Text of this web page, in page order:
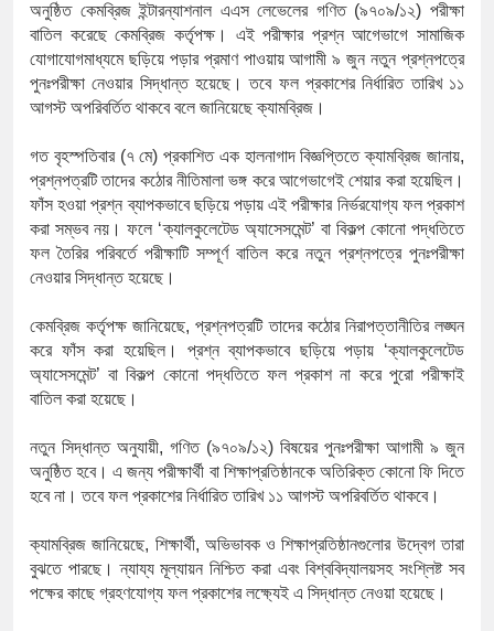
এর ফ্রিডম ব্র্যান্ড, বাড়ল ক্যাম্পেইনের
সংবিধান অনুযায়ী যথাসময়ে রাষ্ট্রপতি
খিলক্ষেত থানা বিএনপির যুগ্ম
দেশের ৬ অঞ্চলে ঝড়ের আভাস
সার্ককে আরও গতিশীল করতে চায়
প্রেমের সম্পর্ক ছিন্ন না করায় মা-
প্রধানমন্ত্রীর সঙ্গে নবনিযুক্ত
অবশেষে পদত্যাগ করলেন ভারতের
জামায়াত ফেরেশতাদের দল নয়, ভুল
অনুষ্ঠিত কেমব্রিজ ইন্টারন্যাশনাল এএস লেভেলের গণিত(৯৭০৯/১২)পরীক্ষা
বাতিল করেছে কেমব্রিজ কর্তৃপক্ষ। এই পরীক্ষার প্রশ্ন আগেভাগে সামাজিক
যোগাযোগমাধ্যমে ছড়িয়ে পড়ার প্রমাণ পাওয়ায় আগামী ৯ জুন নতুন প্রশ্নপত্রে
পুনঃপরীক্ষা নেওয়ার সিদ্ধান্ত হয়েছে। তবে ফল প্রকাশের নির্ধারিত তারিখ ১১
আগস্ট অপরিবর্তিত থাকবে বলে জানিয়েছে ক্যামব্রিজ।
গত বৃহস্পতিবার(৭ মে)প্রকাশিত এক হালনাগাদ বিজ্ঞপ্তিতে ক্যামব্রিজ জানায়,
প্রশ্নপত্রটি তাদের কঠোর নীতিমালা ভঙ্গ করে আগেভাগেই শেয়ার করা হয়েছিল।
ফাঁস হওয়া প্রশ্ন ব্যাপকভাবে ছড়িয়ে পড়ায় এই পরীক্ষার নির্ভরযোগ্য ফল প্রকাশ
করা সম্ভব নয়। ফলে ‘ক্যালকুলেটেড অ্যাসেসমেন্ট’ বা বিকল্প কোনো পদ্ধতিতে
ফল তৈরির পরিবর্তে পরীক্ষাটি সম্পূর্ণ বাতিল করে নতুন প্রশ্নপত্রে পুনঃপরীক্ষা
নেওয়ার সিদ্ধান্ত হয়েছে।
কেমব্রিজ কর্তৃপক্ষ জানিয়েছে,প্রশ্নপত্রটি তাদের কঠোর নিরাপত্তানীতির লঙ্ঘন
করে ফাঁস করা হয়েছিল। প্রশ্ন ব্যাপকভাবে ছড়িয়ে পড়ায় ‘ক্যালকুলেটেড
অ্যাসেসমেন্ট’বা বিকল্প কোনো পদ্ধতিতে ফল প্রকাশ না করে পুরো পরীক্ষাই
বাতিল করা হয়েছে।
নতুন সিদ্ধান্ত অনুযায়ী, গণিত(৯৭০৯/১২) বিষয়ের পুনঃপরীক্ষা আগামী ৯ জুন
অনুষ্ঠিত হবে। এ জন্য পরীক্ষার্থী বা শিক্ষাপ্রতিষ্ঠানকে অতিরিক্ত কোনো ফি দিতে
হবে না। তবে ফল প্রকাশের নির্ধারিত তারিখ ১১ আগস্ট অপরিবর্তিত থাকবে।
ক্যামব্রিজ জানিয়েছে, শিক্ষার্থী, অভিভাবক ও শিক্ষাপ্রতিষ্ঠানগুলোর উদ্বেগ তারা
বুঝতে পারছে। ন্যায্য মূল্যায়ন নিশ্চিত করা এবং বিশ্ববিদ্যালয়সহ সংশ্লিষ্ট সব
পক্ষের কাছে গ্রহণযোগ্য ফল প্রকাশের লক্ষ্যেই এ সিদ্ধান্ত নেওয়া হয়েছে।